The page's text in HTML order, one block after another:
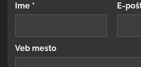
Ime * E-
Veb mesto